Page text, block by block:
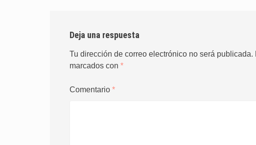
Deja una respuesta
Tu dirección de correo electrónico no será publicada.
marcados con *
Comentario *